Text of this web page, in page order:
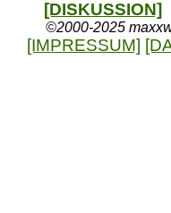
[DISKUSSION]
©2000-2025
[IMPRESSUM]